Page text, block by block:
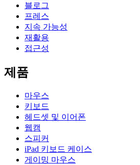
블로그
프레스
지속 가능성
재활용
접근성
제품
마우스
키보드
헤드셋 및 이어폰
웹캠
스피커
iPad 키보드 케이스
게이밍 마우스